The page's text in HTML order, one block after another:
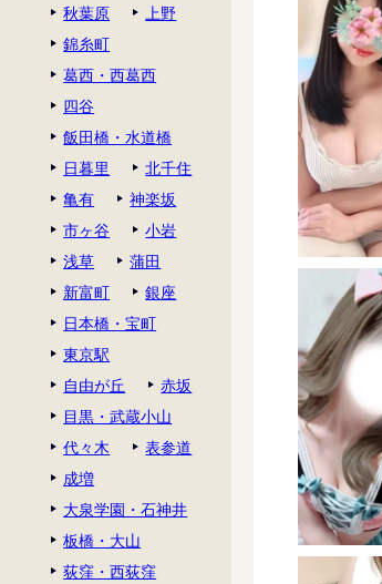
秋葉原
上野
錦糸町
葛西・西葛西
四谷
飯田橋・水道橋
日暮里
北千住
亀有
神楽坂
市ヶ谷
小岩
浅草
蒲田
新富町
銀座
日本橋・宝町
東京駅
自由が丘
赤坂
目黒・武蔵小山
代々木
表参道
成増
大泉学園・石神井
板橋・大山
荻窪・西荻窪